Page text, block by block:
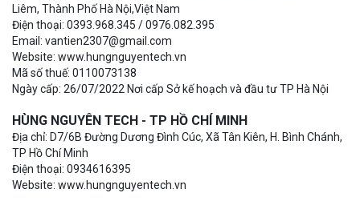
Liêm, Thành Phố Hà Nội,Việt Nam
Điện thoại: 0393.968.345 / 0976.082.395
Email: vantien2307@gmail.com
Website: www.hungnguyentech.vn
Mã số thuế: 0110073138
Ngày cấp: 26/07/2022 Nơi cấp Sở kế hoạch và đầu tư TP Hà Nội
HÙNG NGUYÊN TECH - TP HỒ CHÍ MINH
Địa chỉ: D7/6B Đường Dương Đình Cúc, Xã Tân Kiên, H. Bình Chánh,
TP Hồ Chí Minh
Điện thoại: 0934616395
Website: www.hungnguyentech.vn